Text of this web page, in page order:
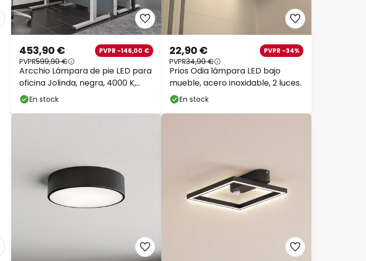
Arcchio Lámpara de pie LED para
oficina Jolinda, negra, 4000 K,
sensor
453,90 € PVPR -146,00 €
PVPR599,90 €
En stock
Prios Odia lámpara LED bajo
mueble, acero inoxidable, 2 luces.
22,90 € PVPR -34%
PVPR34,90 €
En stock